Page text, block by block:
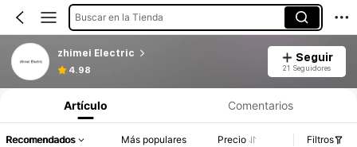
Buscar en la Tienda
zhimei Electric
4.98
Seguir
21 Seguidores
Artículo Comentarios
Recomendados Más populares Precio Filtros